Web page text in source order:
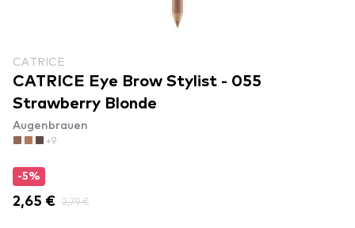
CATRICE
CATRICE Eye Brow Stylist - 055
Strawberry Blonde
Augenbrauen
+9
-5%
2,65 € 2,79 €